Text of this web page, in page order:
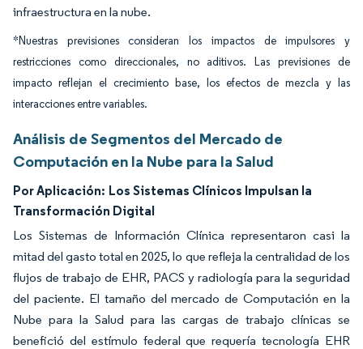
infraestructura en la nube.
*Nuestras previsiones consideran los impactos de impulsores y
restricciones como direccionales, no aditivos. Las previsiones de
impacto reflejan el crecimiento base, los efectos de mezcla y las
interacciones entre variables.
Análisis de Segmentos del Mercado de
Computación en la Nube para la Salud
Por Aplicación: Los Sistemas Clínicos Impulsan la
Transformación Digital
Los Sistemas de Información Clínica representaron casi la
mitad del gasto total en 2025, lo que refleja la centralidad de los
flujos de trabajo de EHR, PACS y radiología para la seguridad
del paciente. El tamaño del mercado de Computación en la
Nube para la Salud para las cargas de trabajo clínicas se
benefició del estímulo federal que requería tecnología EHR